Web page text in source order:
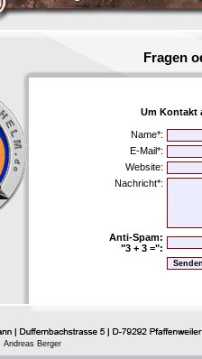
Fragen
Um Kontakt
Name*:
E-Mail*:
Website:
Nachricht*:
Anti-Spam:
"3 + 3 =":
Andreas Berger